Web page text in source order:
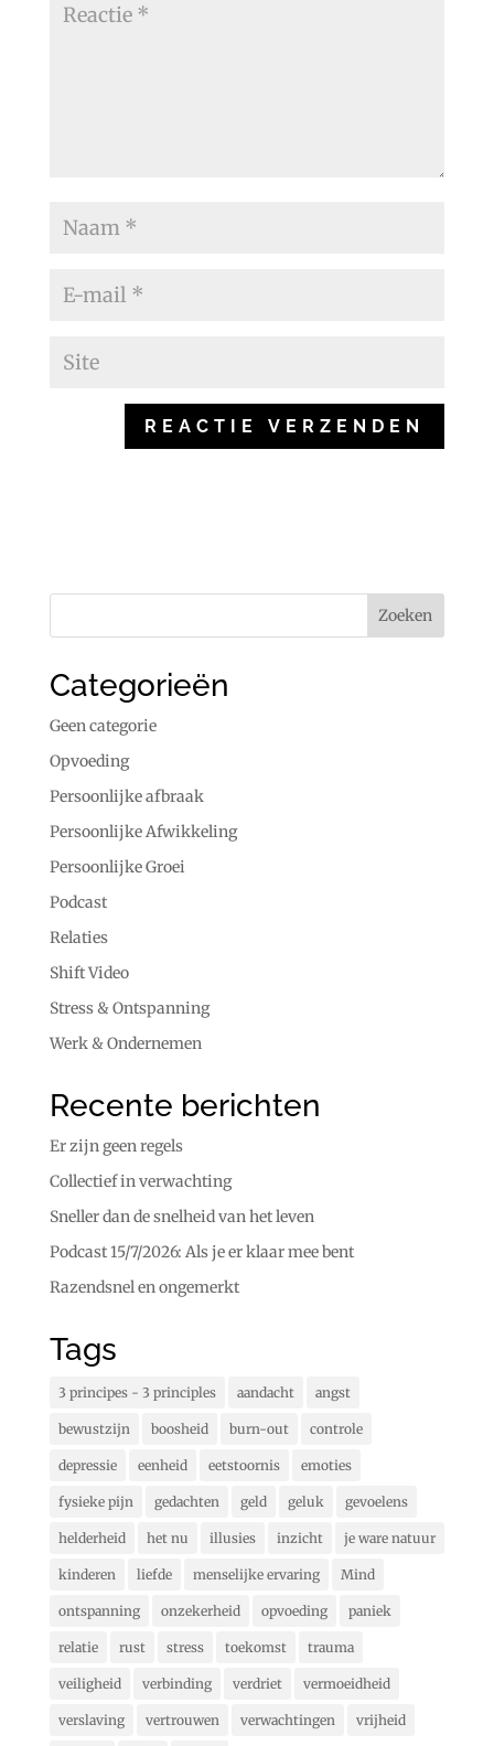
Categorieën
Geen categorie
Opvoeding
Persoonlijke afbraak
Persoonlijke Afwikkeling
Persoonlijke Groei
Podcast
Relaties
Shift Video
Stress & Ontspanning
Werk & Ondernemen
Recente berichten
Er zijn geen regels
Collectief in verwachting
Sneller dan de snelheid van het leven
Podcast 15/7/2026: Als je er klaar mee bent
Razendsnel en ongemerkt
Tags
3 principes - 3 principles aandacht angst
bewustzijn boosheid burn-out controle
depressie eenheid eetstoornis emoties
fysieke pijn gedachten geld geluk gevoelens
helderheid het nu illusies inzicht je ware natuur
kinderen liefde menselijke ervaring Mind
ontspanning onzekerheid opvoeding paniek
relatie rust stress toekomst trauma
veiligheid verbinding verdriet vermoeidheid
verslaving vertrouwen verwachtingen vrijheid